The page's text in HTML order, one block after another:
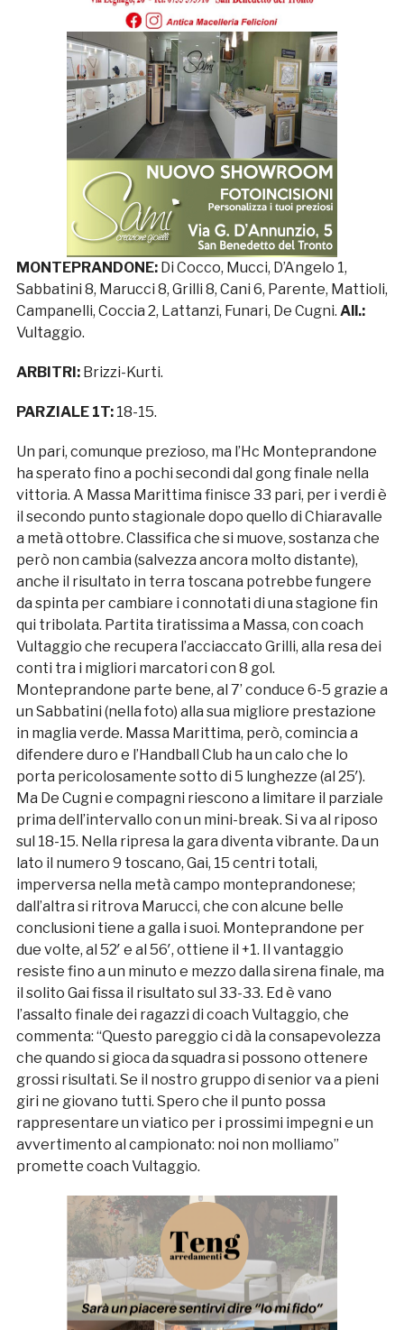
MONTEPRANDONE:Di Cocco, Mucci, D’Angelo 1,
Sabbatini 8, Marucci 8, Grilli 8, Cani 6, Parente, Mattioli,
Campanelli, Coccia 2, Lattanzi, Funari, De Cugni. All.:
Vultaggio.
ARBITRI:Brizzi-Kurti.
PARZIALE 1T:18-15.
Un pari, comunque prezioso, ma l’Hc Monteprandone
ha sperato fino a pochi secondi dal gong finale nella
vittoria. A Massa Marittima finisce 33 pari, per i verdi è
il secondo punto stagionale dopo quello di Chiaravalle
a metà ottobre. Classifica che si muove, sostanza che
però non cambia (salvezza ancora molto distante),
anche il risultato in terra toscana potrebbe fungere
da spinta per cambiare i connotati di una stagione fin
qui tribolata. Partita tiratissima a Massa, con coach
Vultaggio che recupera l’acciaccato Grilli, alla resa dei
conti tra i migliori marcatori con 8 gol.
Monteprandone parte bene, al 7’ conduce 6-5 grazie a
un Sabbatini (nella foto) alla sua migliore prestazione
in maglia verde. Massa Marittima, però, comincia a
difendere duro e l’Handball Club ha un calo che lo
porta pericolosamente sotto di 5 lunghezze (al 25′).
Ma De Cugni e compagni riescono a limitare il parziale
prima dell’intervallo con un mini-break. Si va al riposo
sul 18-15. Nella ripresa la gara diventa vibrante. Da un
lato il numero 9 toscano, Gai, 15 centri totali,
imperversa nella metà campo monteprandonese;
dall’altra si ritrova Marucci, che con alcune belle
conclusioni tiene a galla i suoi. Monteprandone per
due volte, al 52′ e al 56′, ottiene il +1. Il vantaggio
resiste fino a un minuto e mezzo dalla sirena finale, ma
il solito Gai fissa il risultato sul 33-33. Ed è vano
l’assalto finale dei ragazzi di coach Vultaggio, che
commenta: “Questo pareggio ci dà la consapevolezza
che quando si gioca da squadra si possono ottenere
grossi risultati. Se il nostro gruppo di senior va a pieni
giri ne giovano tutti. Spero che il punto possa
rappresentare un viatico per i prossimi impegni e un
avvertimento al campionato: noi non molliamo”
promette coach Vultaggio.